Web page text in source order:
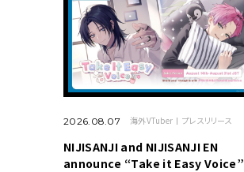
2026.08.07 海外VTuber プレスリリース
NIJISANJI and NIJISANJI EN
announce “Take it Easy Voice”